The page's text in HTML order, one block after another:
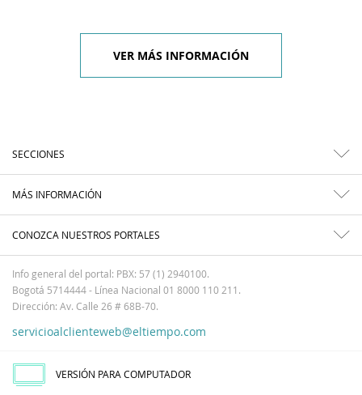
VER MÁS INFORMACIÓN
SECCIONES
MÁS INFORMACIÓN
CONOZCA NUESTROS PORTALES
Info general del portal: PBX: 57 (1) 2940100.
Bogotá 5714444 - Línea Nacional 01 8000 110 211.
Dirección: Av. Calle 26 # 68B-70.
servicioalclienteweb@eltiempo.com
VERSIÓN PARA COMPUTADOR